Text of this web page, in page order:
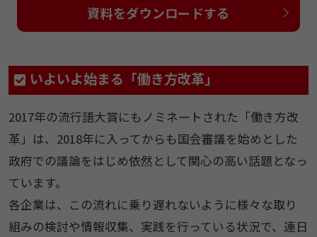
資料をダウンロードする
いよいよ始まる「働き方改革」
2017年の流行語大賞にもノミネートされた「働き方改
革」は、2018年に入ってからも国会審議を始めとした
政府での議論をはじめ依然として関心の高い話題となっ
ています。
各企業は、この流れに乗り遅れないように様々な取り
組みの検討や情報収集、実践を行っている状況で、連日